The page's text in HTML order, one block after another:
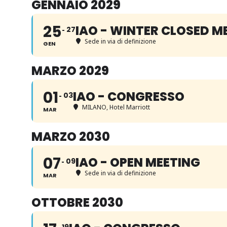
GENNAIO 2029
25
GEN
27IAO - WINTER CLOSED
Sede in via di definizione
MARZO 2029
01
MAR
03IAO - CONGRESSO
MILANO, Hotel Marriott
MARZO 2030
07
MAR
09IAO - OPEN MEETING
Sede in via di definizione
OTTOBRE 2030